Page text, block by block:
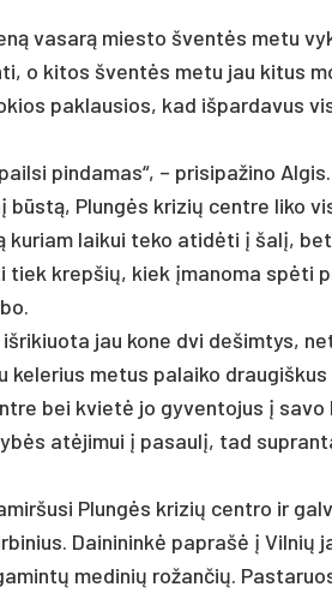
vasarą miesto šventės metu
o kitos šventės metu jau kitus
paklausios, kad išpardavus
pindamas“, – prisipažino
Plungės krizių centre liko
kuriam laikui teko atidėti į šalį,
tiek krepšių, kiek įmanoma spėti
jau kone dvi dešimtys,
kelerius metus palaiko
bei kvietė jo gyventojus į savo
atėjimui į pasaulį, tad
Plungės krizių centro ir
Dainininkė paprašė į
medinių rožančių.